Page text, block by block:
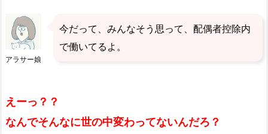
アラサー娘
今だって、みんなそう思って、配偶者控除内
で働いてるよ。
えーっ？？
なんでそんなに世の中変わってないんだろ？